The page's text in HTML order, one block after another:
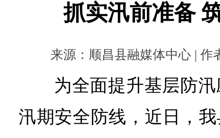
抓实汛前准备
来源：顺昌县融媒体中心 | 作
为全面提升基层防
汛期安全防线，近日，